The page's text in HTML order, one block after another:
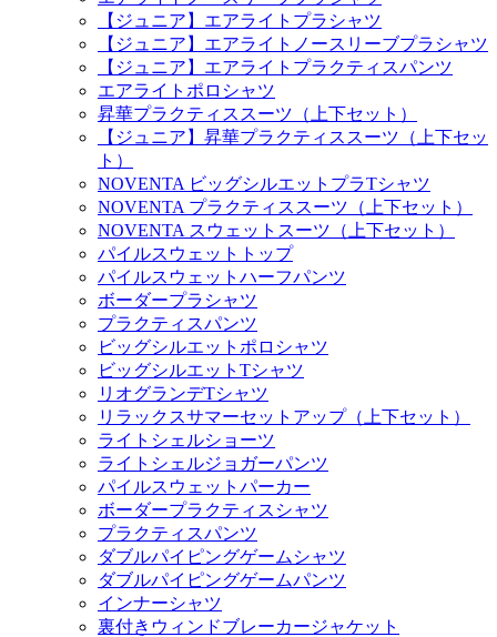
【ジュニア】エアライトプラシャツ
【ジュニア】エアライトノースリーブプラシャツ
【ジュニア】エアライトプラクティスパンツ
エアライトポロシャツ
昇華プラクティススーツ（上下セット）
【ジュニア】昇華プラクティススーツ（上下セッ
ト）
NOVENTA ビッグシルエットプラTシャツ
NOVENTA プラクティススーツ（上下セット）
NOVENTA スウェットスーツ（上下セット）
パイルスウェットトップ
パイルスウェットハーフパンツ
ボーダープラシャツ
プラクティスパンツ
ビッグシルエットポロシャツ
ビッグシルエットTシャツ
リオグランデTシャツ
リラックスサマーセットアップ（上下セット）
ライトシェルショーツ
ライトシェルジョガーパンツ
パイルスウェットパーカー
ボーダープラクティスシャツ
プラクティスパンツ
ダブルパイピングゲームシャツ
ダブルパイピングゲームパンツ
インナーシャツ
裏付きウィンドブレーカージャケット